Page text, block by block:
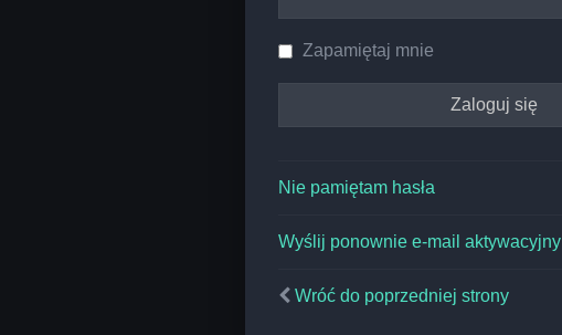
Zapamiętaj mnie
Nie pamiętam hasła
Wyślij ponownie e-mail aktywacyjny
Wróć do poprzedniej strony